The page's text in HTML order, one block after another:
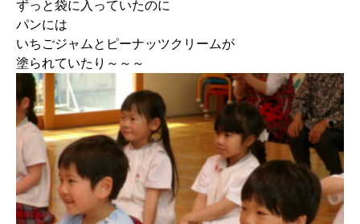
ずっと袋に入っていたのに
パンには
いちごジャムとピーナッツクリームが
塗られていたり～～～